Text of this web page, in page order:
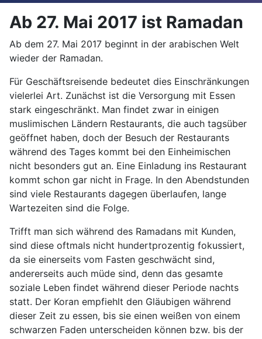
Ab 27. Mai 2017 ist Ramadan
Ab dem 27. Mai 2017 beginnt in der arabischen Welt
wieder der Ramadan.
Für Geschäftsreisende bedeutet dies Einschränkungen
vielerlei Art. Zunächst ist die Versorgung mit Essen
stark eingeschränkt. Man findet zwar in einigen
muslimischen Ländern Restaurants, die auch tagsüber
geöffnet haben, doch der Besuch der Restaurants
während des Tages kommt bei den Einheimischen
nicht besonders gut an. Eine Einladung ins Restaurant
kommt schon gar nicht in Frage. In den Abendstunden
sind viele Restaurants dagegen überlaufen, lange
Wartezeiten sind die Folge.
Trifft man sich während des Ramadans mit Kunden,
sind diese oftmals nicht hundertprozentig fokussiert,
da sie einerseits vom Fasten geschwächt sind,
andererseits auch müde sind, denn das gesamte
soziale Leben findet während dieser Periode nachts
statt. Der Koran empfiehlt den Gläubigen während
dieser Zeit zu essen, bis sie einen weißen von einem
schwarzen Faden unterscheiden können bzw. bis der